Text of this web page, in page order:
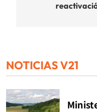
NOTICIAS V21